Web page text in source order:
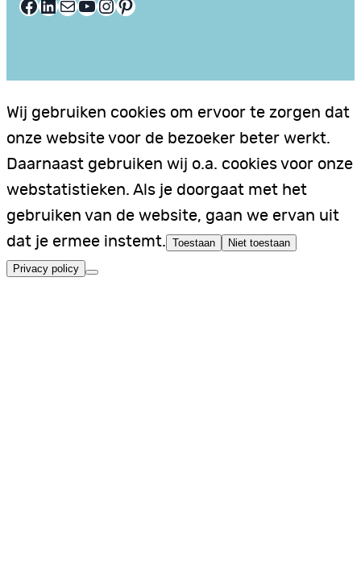
Facebook LinkedIn E-mail YouTube InstagramPinterest
Wij gebruiken cookies om ervoor te zorgen dat
onze website voor de bezoeker beter werkt.
Daarnaast gebruiken wij o.a. cookies voor onze
webstatistieken. Als je doorgaat met het
gebruiken van de website, gaan we ervan uit
dat je ermee instemt. Toestaan Niet toestaan
Privacy policy